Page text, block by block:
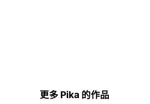
更多 Pika 的作品